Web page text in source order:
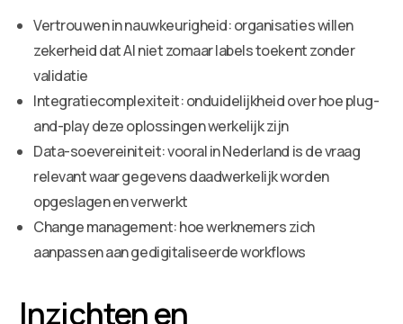
Vertrouwen in nauwkeurigheid: organisaties willen
zekerheid dat AI niet zomaar labels toekent zonder
validatie
Integratiecomplexiteit: onduidelijkheid over hoe plug-
and-play deze oplossingen werkelijk zijn
Data-soevereiniteit: vooral in Nederland is de vraag
relevant waar gegevens daadwerkelijk worden
opgeslagen en verwerkt
Change management: hoe werknemers zich
aanpassen aan gedigitaliseerde workflows
Inzichten en